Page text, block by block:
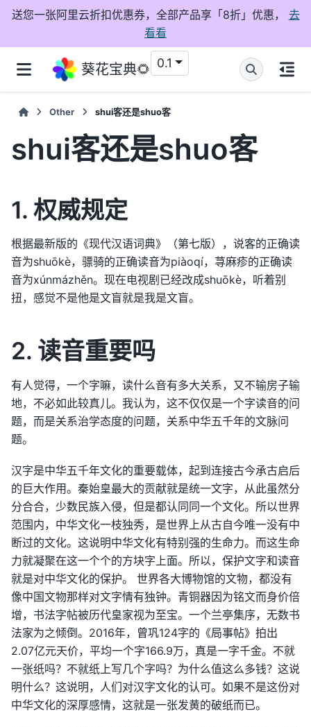
送您一张阿里云折扣优惠券，全部产品享「8折」优惠， 去
看看
葵花宝典🌻 0.1
Other shui客还是shuo客
shui客还是shuo客
1. 权威规定
根据最新版的《现代汉语词典》（第七版），说客的正确读
音为shuōkè，骠骑的正确读音为piàoqí，荨麻疹的正确读
音为xúnmázhěn。现在电视剧已经改成shuōkè，听着别
扭，感觉不是他是文盲就是我是文盲。
2. 读音重要吗
有人觉得，一个字嘛，读什么音有多大关系，又不输房子输
地，不必如此较真儿。我认为，这不仅仅是一个字读音的问
题，而是关系治学态度的问题，关系中华五千年的文脉问
题。
汉字是中华五千年文化的重要载体，起到连接古今承古启后
的巨大作用。秦始皇最大的贡献就是统一文字，从此虽然分
分合合，少数民族入侵，但是都认同同一个文化。所以世界
范围内，中华文化一枝独秀，是世界上从古自今唯一没有中
断过的文化。这说明中华文化有特别强的生命力。而这生命
力就凝聚在这一个个的方块字上面。所以，保护文字和读音
就是对中华文化的保护。 世界各大博物馆的文物，都没有
像中国文物那样对文字情有独钟。青铜器因为铭文而身价倍
增，书法字帖被历代皇家视为至宝。一个兰亭集序，无数书
法家为之倾倒。2016年，曾巩124字的《局事帖》拍出
2.07亿元天价，平均一个字166.9万，真是一字千金。不就
一张纸吗？不就纸上写几个字吗？为什么值这么多钱？这说
明什么？这说明，人们对汉字文化的认可。如果不是这份对
中华文化的深厚感情，这就是一张发黄的破纸而已。